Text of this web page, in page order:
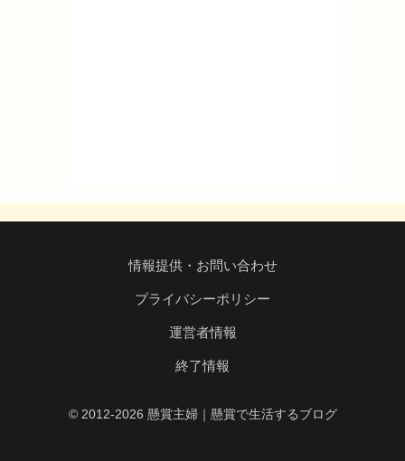
情報提供・お問い合わせ
プライバシーポリシー
運営者情報
終了情報
© 2012-2026 懸賞主婦｜懸賞で生活するブログ